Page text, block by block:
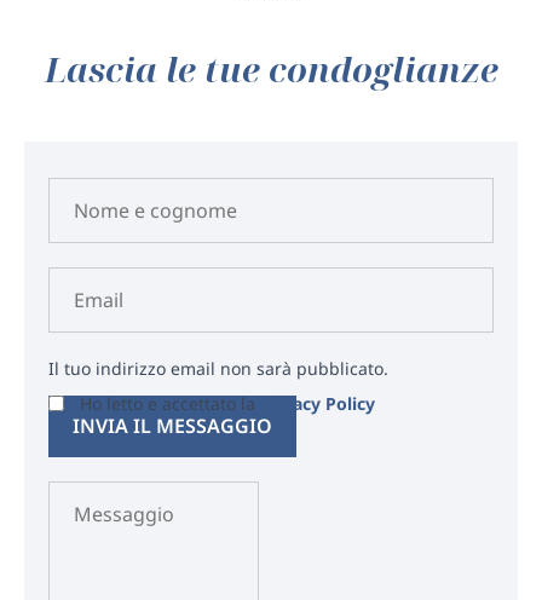
Lascia le tue condoglianze
Il tuo indirizzo email non sarà pubblicato.
Ho letto e accettato laPrivacy Policy